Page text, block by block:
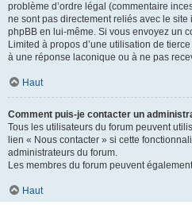
problème d’ordre légal (commentaire
ne sont pas directement reliés avec le
phpBB en lui-même. Si vous envoyez un
Limited à propos d’une utilisation de
à une réponse laconique ou à ne pas
Haut
Comment puis-je contacter un
Tous les utilisateurs du forum peuvent
lien « Nous contacter » si cette
administrateurs du forum.
Les membres du forum peuvent
Haut